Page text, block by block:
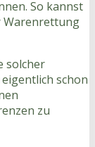
So kannst
Warenrettung
solcher
schon
zu